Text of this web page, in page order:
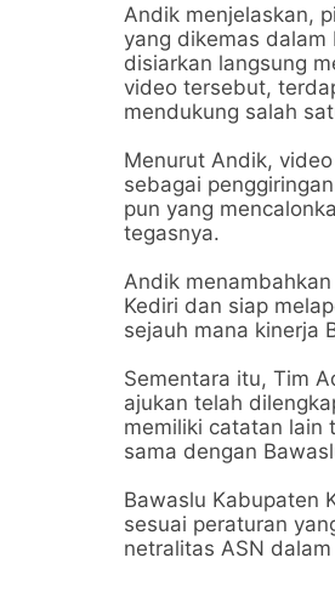
Andik menjelaskan,
yang dikemas
disiarkan langsung
video tersebut,
mendukung salah
Menurut Andik,
sebagai
pun yang
tegasnya.
Andik
Kediri dan siap
sejauh mana kinerja
Sementara itu, Tim
ajukan telah
memiliki catatan lain
sama dengan
Bawaslu Kabupaten
sesuai peraturan
netralitas ASN